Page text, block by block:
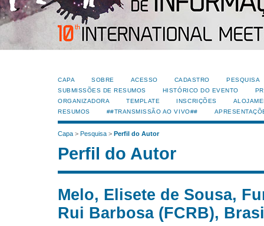
CAPA SOBRE ACESSO CADASTRO
PESQUISA
SUBMISSÕES DE RESUMOS
HISTÓRICO DO EVENTO
ORGANIZADORA
TEMPLATE INSCRIÇÕES
RESUMOS
##TRANSMISSÃO AO VIVO##
Capa > Pesquisa > Perfil do Autor
Perfil do Autor
Melo, Elisete de Sousa,
Rui Barbosa (FCRB),